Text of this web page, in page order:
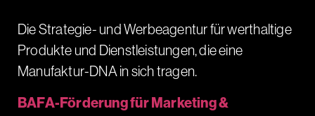
Die Strategie- und Werbeagentur für werthaltige
Produkte und Dienstleistungen, die eine
Manufaktur-DNA in sich tragen.
BAFA-Förderung für Marketing &